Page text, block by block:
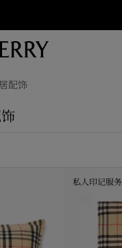
配饰
私人印记服务